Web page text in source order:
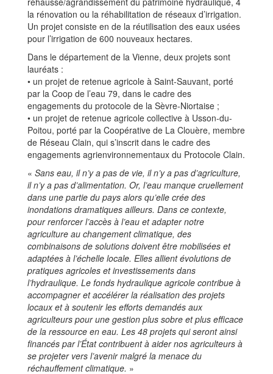
la rénovation ou la réhabilitation de réseaux d’irrigation.
Un projet consiste en de la réutilisation des eaux usées
pour l’irrigation de 600 nouveaux hectares.
Dans le département de la Vienne, deux projets sont
lauréats :
• un projet de retenue agricole à Saint-Sauvant, porté
par la Coop de l’eau 79, dans le cadre des
engagements du protocole de la Sèvre-Niortaise ;
• un projet de retenue agricole collective à Usson-du-
Poitou, porté par la Coopérative de La Clouère, membre
de Réseau Clain, qui s’inscrit dans le cadre des
engagements agrienvironnementaux du Protocole Clain.
« Sans eau, il n’y a pas de vie, il n’y a pas d’agriculture,
il n’y a pas d’alimentation. Or, l’eau manque cruellement
dans une partie du pays alors qu’elle crée des
inondations dramatiques ailleurs. Dans ce contexte,
pour renforcer l’accès à l’eau et adapter notre
agriculture au changement climatique, des
combinaisons de solutions doivent être mobilisées et
adaptées à l’échelle locale. Elles allient évolutions de
pratiques agricoles et investissements dans
l’hydraulique. Le fonds hydraulique agricole contribue à
accompagner et accélérer la réalisation des projets
locaux et à soutenir les efforts demandés aux
agriculteurs pour une gestion plus sobre et plus efficace
de la ressource en eau. Les 48 projets qui seront ainsi
financés par l’État contribuent à aider nos agriculteurs à
se projeter vers l’avenir malgré la menace du
réchauffement climatique. »